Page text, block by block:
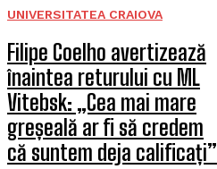
UNIVERSITATEA CRAIOVA
Filipe Coelho avertizează
înaintea returului cu ML
Vitebsk: „Cea mai mare
greșeală ar fi să credem
că suntem deja calificați”